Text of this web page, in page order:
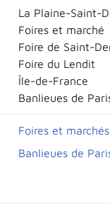
La Plaine-Saint-
Foires et marché
Foire de Saint-
Foire du Lendit
Île-de-France
Banlieues de
Foires et marchés
Banlieues de